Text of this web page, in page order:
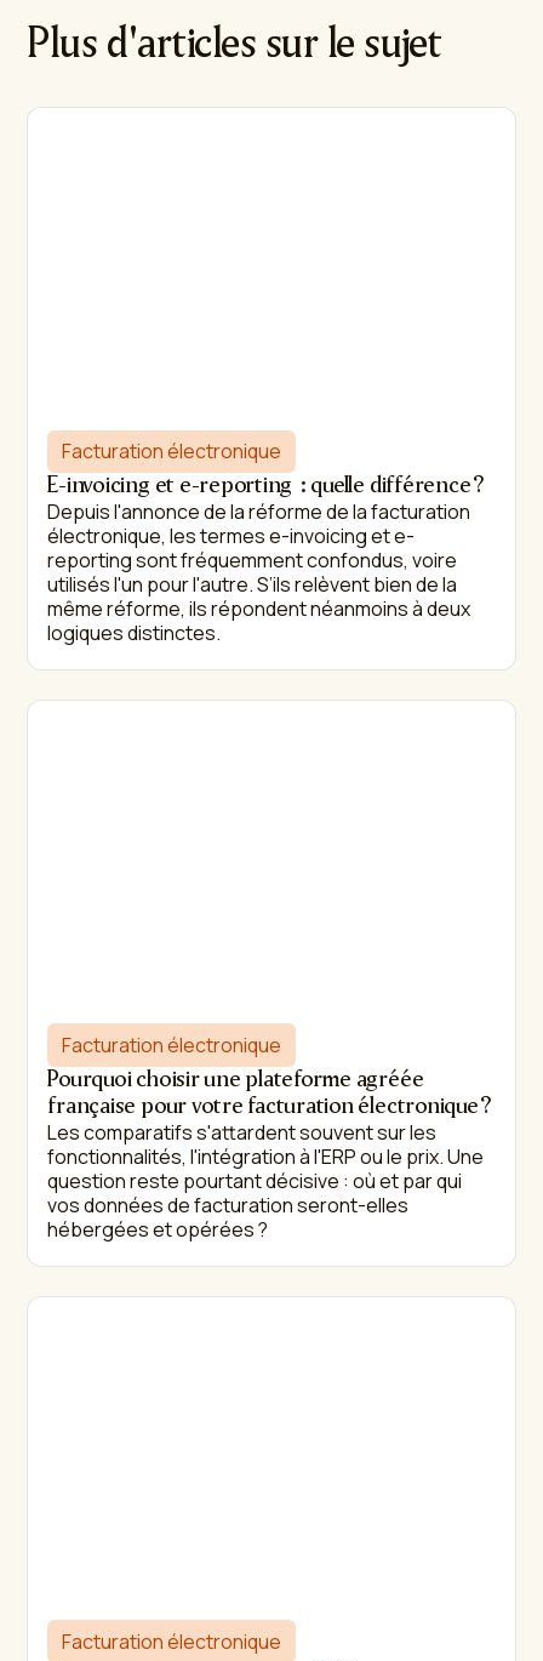
Plus d'articles sur le sujet
Facturation électronique
E-invoicing et e-reporting : quelle différence ?
Depuis l'annonce de la réforme de la facturation
électronique, les termes e-invoicing et e-
reporting sont fréquemment confondus, voire
utilisés l'un pour l'autre. S’ils relèvent bien de la
même réforme, ils répondent néanmoins à deux
logiques distinctes.
Facturation électronique
Pourquoi choisir une plateforme agréée
française pour votre facturation électronique ?
Les comparatifs s'attardent souvent sur les
fonctionnalités, l'intégration à l'ERP ou le prix. Une
question reste pourtant décisive : où et par qui
vos données de facturation seront-elles
hébergées et opérées ?
Facturation électronique